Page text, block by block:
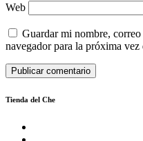
Web
Guardar mi nombre,
navegador para la próxima
Tienda del Che